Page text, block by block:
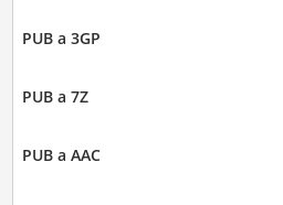
PUB a 3GP
PUB a 7Z
PUB a AAC